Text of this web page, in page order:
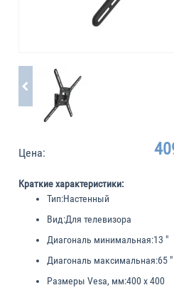
Цена:
Краткие характеристики:
Тип:Настенный
Вид:Для телевизора
Диагональ минимальная:13 "
Диагональ максимальная:65 "
Размеры Vesa, мм:400 x 400